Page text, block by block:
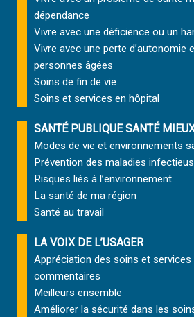
dépendance
Vivre avec une déficience ou un
Vivre avec une perte d’autonomie
personnes âgées
Soins de fin de vie
Soins et services en hôpital
SANTÉ PUBLIQUE SANTÉ
Modes de vie et environnements
Prévention des maladies
Risques liés à l’environnement
La santé de ma région
Santé au travail
LA VOIX DE L’USAGER
Appréciation des soins et services
commentaires
Meilleurs ensemble
Améliorer la sécurité dans les